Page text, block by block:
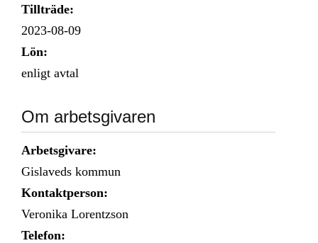
Tillträde:
2023-08-09
Lön:
enligt avtal
Om arbetsgivaren
Arbetsgivare:
Gislaveds kommun
Kontaktperson:
Veronika Lorentzson
Telefon: